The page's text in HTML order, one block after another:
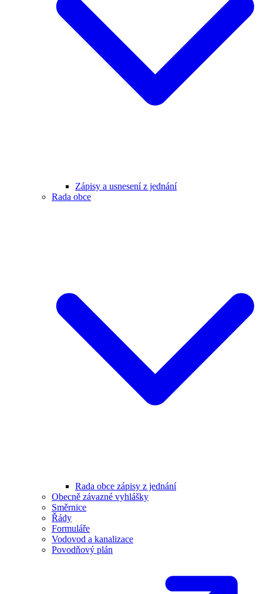
Zápisy a usnesení z jednání
Rada obce
Rada obce zápisy z jednání
Obecně závazné vyhlášky
Směrnice
Řády
Formuláře
Vodovod a kanalizace
Povodňový plán